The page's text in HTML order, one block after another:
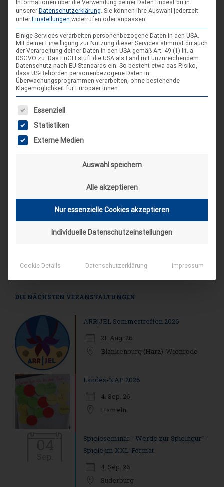
SCHLAGWORT-SUCHE
DIE NÄCHSTEN VERANSTALTUNGEN
ARR|JEL Sommertreffen 2026
21. Aug. 26
Blankenburg (Harz)-Wienrode
Landes-NAP 2026
4. Sep. 26
Hameln
Spieleseminar - Werde zur Spielfigur“ -
Spiele im XXL-Format
4. Sep. 26
Suderburg
Informationen über die Verwendung deiner Daten findest du in
unserer Datenschutzerklärung. Sie können Ihre Auswahl jederzeit
unter Einstellungen widerrufen oder anpassen.
Einige Services verarbeiten personenbezogene Daten in den USA.
Mit deiner Einwilligung zur Nutzung dieser Services stimmst du auch
der Verarbeitung deiner Daten in den USA gemäß Art. 49 (1) lit. a
DSGVO zu. Das EuGH stuft die USA als Land mit unzureichendem
Datenschutz nach EU-Standards ein. So besteht etwa das Risiko,
dass US-Behörden personenbezogene Daten in
Überwachungsprogrammen verarbeiten, ohne bestehende
Klagemöglichkeit für Europäer:innen.
Es folgt eine Liste der Service-Gruppen, für die eine
Essenziell
Statistiken
Externe Medien
Auswahl speichern
Alle akzeptieren
Nur essenzielle Cookies akzeptieren
Individuelle Datenschutzeinstellungen
Cookie-Details Datenschutzerklärung Impressum